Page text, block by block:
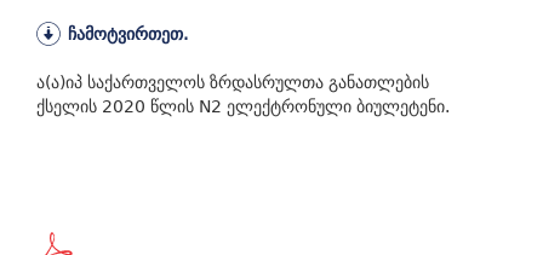
ჩამოტვირთეთ.
ა(ა)იპ საქართველოს ზრდასრულთა განათლების
ქსელის 2020 წლის N2 ელექტრონული ბიულეტენი.